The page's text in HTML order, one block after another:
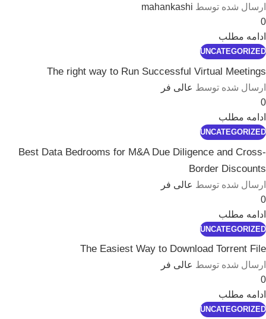
ارسال شده توسط mahankashi
0
ادامه مطلب
UNCATEGORIZED
The right way to Run Successful Virtual Meetings
ارسال شده توسط عالی فر
0
ادامه مطلب
UNCATEGORIZED
Best Data Bedrooms for M&A Due Diligence and Cross-
Border Discounts
ارسال شده توسط عالی فر
0
ادامه مطلب
UNCATEGORIZED
The Easiest Way to Download Torrent File
ارسال شده توسط عالی فر
0
ادامه مطلب
UNCATEGORIZED